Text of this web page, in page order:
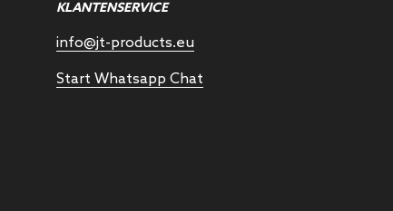
KLANTENSERVICE
info@jt-products.eu
Start Whatsapp Chat